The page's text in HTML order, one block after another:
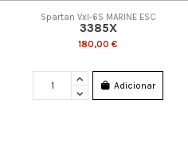
Spartan Vxl-6S MARINE ESC
3385X
180,00 €
Adicionar